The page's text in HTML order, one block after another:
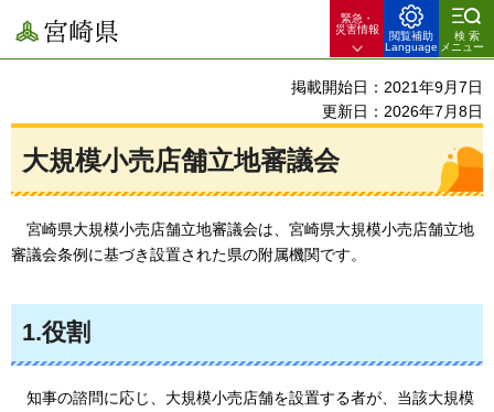
宮崎県
緊急・
災害情報
閲覧補助
Language
検索
メニュー
掲載開始日：2021年9月7日
更新日：2026年7月8日
大規模小売店舗立地審議会
宮崎県大規模小売店舗立地審議会は、宮崎県大規模小売店舗立地
審議会条例に基づき設置された県の附属機関です。
1.役割
知事の諮問に応じ、大規模小売店舗を設置する者が、当該大規模